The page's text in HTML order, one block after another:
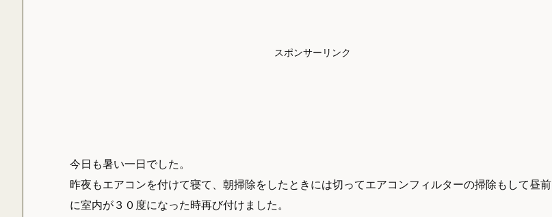
スポンサーリンク
今日も暑い一日でした。
昨夜もエアコンを付けて寝て、朝掃除をしたときには切ってエアコンフィルターの掃除もして昼前
に室内が３０度になった時再び付けました。